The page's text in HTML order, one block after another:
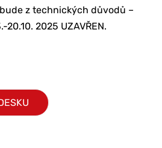
z technických důvodů –
2025 UZAVŘEN.